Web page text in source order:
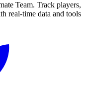
Team. Track players,
real-time data and tools.